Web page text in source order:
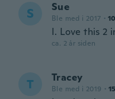
S Sue
Ble med i 2017 ·
I. Love this 2
ca. 2 år siden
T Tracey
Ble med i 2019 ·